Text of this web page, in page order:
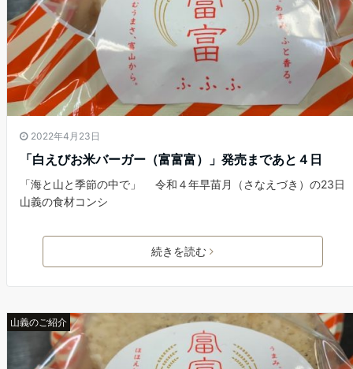
2022年4月23日
「白えびお米バーガー（富富富）」発売まであと４日
「海と山と季節の中で」 令和４年早苗月（さなえづき）の23日
山義の食材コンシ
続きを読む
山義のご紹介